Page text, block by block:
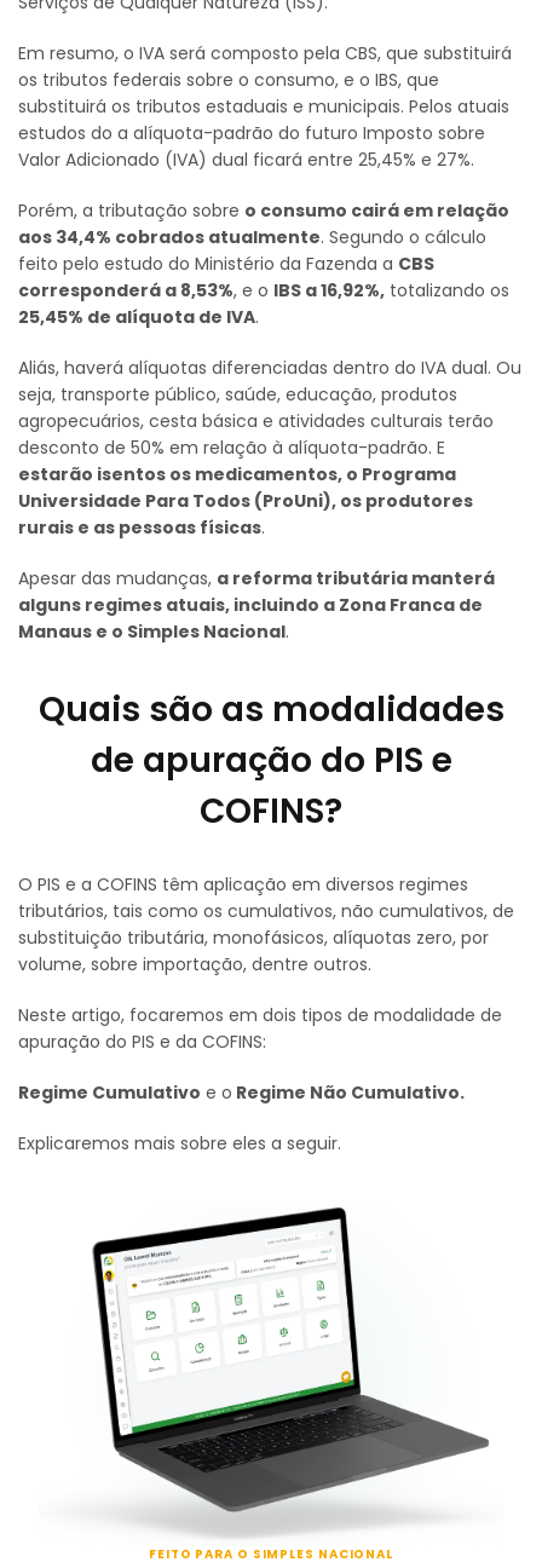
Em resumo, o IVA será composto pela CBS, que substituirá
os tributos federais sobre o consumo, e o IBS, que
substituirá os tributos estaduais e municipais. Pelos atuais
estudos do a alíquota-padrão do futuro Imposto sobre
Valor Adicionado (IVA) dual ficará entre 25,45% e 27%.
Porém, a tributação sobre o consumo cairá em relação
aos 34,4% cobrados atualmente. Segundo o cálculo
feito pelo estudo do Ministério da Fazenda a CBS
corresponderá a 8,53%, e o IBS a 16,92%, totalizando os
25,45% de alíquota de IVA.
Aliás, haverá alíquotas diferenciadas dentro do IVA dual. Ou
seja, transporte público, saúde, educação, produtos
agropecuários, cesta básica e atividades culturais terão
desconto de 50% em relação à alíquota-padrão. E
estarão isentos os medicamentos, o Programa
Universidade Para Todos (ProUni), os produtores
rurais e as pessoas físicas.
Apesar das mudanças, a reforma tributária manterá
alguns regimes atuais, incluindo a Zona Franca de
Manaus e o Simples Nacional.
Quais são as modalidades
de apuração do PIS e
COFINS?
O PIS e a COFINS têm aplicação em diversos regimes
tributários, tais como os cumulativos, não cumulativos, de
substituição tributária, monofásicos, alíquotas zero, por
volume, sobre importação, dentre outros.
Neste artigo, focaremos em dois tipos de modalidade de
apuração do PIS e da COFINS:
Regime Cumulativo e o Regime Não Cumulativo.
Explicaremos mais sobre eles a seguir.
FEITO PARA O SIMPLES NACIONAL